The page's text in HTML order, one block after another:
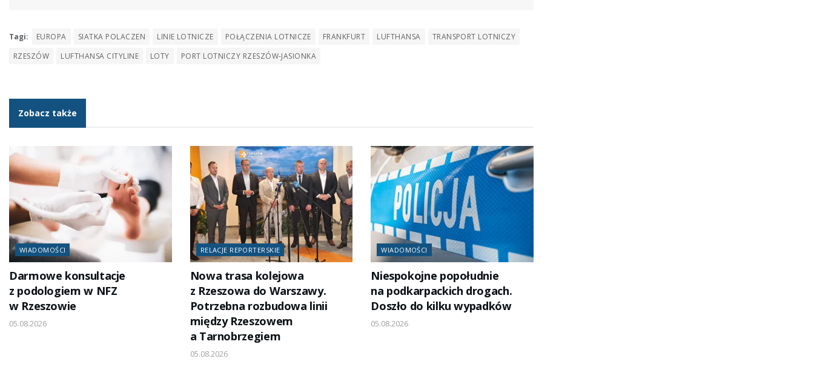
Tagi: EUROPA SIATKA POLACZEN LINIE LOTNICZE POŁĄCZENIA LOTNICZE FRANKFURT LUFTHANSA
TRANSPORT LOTNICZY
RZESZÓW
LUFTHANSA CITYLINE LOTY PORT LOTNICZY RZESZÓW-JASIONKA
Zobacz także
WIADOMOŚCI
Darmowe konsultacje
z podologiem w NFZ
w Rzeszowie
05.08.2026
RELACJE REPORTERSKIE
Nowa trasa kolejowa
z Rzeszowa do Warszawy.
Potrzebna rozbudowa linii
między Rzeszowem
a Tarnobrzegiem
05.08.2026
WIADOMOŚCI
Niespokojne popołudnie
na podkarpackich drogach.
Doszło do kilku wypadków
05.08.2026